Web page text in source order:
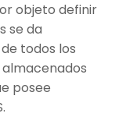
objeto definir
se da
todos los
posee